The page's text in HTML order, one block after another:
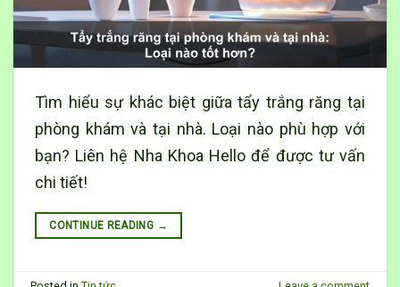
Tìm hiểu sự khác biệt giữa tẩy trắng răng tại
phòng khám và tại nhà. Loại nào phù hợp với
bạn? Liên hệ Nha Khoa Hello để được tư vấn
chi tiết!
CONTINUE READING →